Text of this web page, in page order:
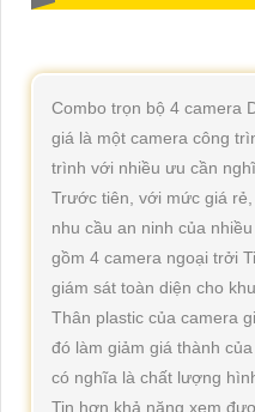
Combo trọn bộ 4 camera
giá là một camera công
trình với nhiều ưu cần
Trước tiên, với mức giá
nhu cầu an ninh của
gồm 4 camera ngoại trởi
giám sát toàn diện cho
Thân plastic của camera
đó làm giảm giá thành
có nghĩa là chất lượng
Tin hơn khả năng xem